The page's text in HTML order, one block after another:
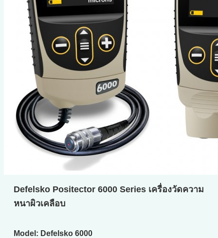
Defelsko Positector 6000 Series เครื่องวัดความ
หนาผิวเคลือบ
Model: Defelsko 6000